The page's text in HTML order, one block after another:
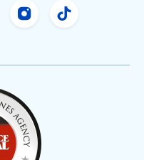
Insurance
Freeway Insurance
de Freeway
Instagram
TikTok